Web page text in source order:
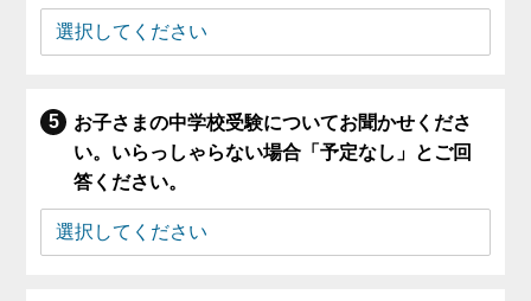
お子さまの中学校受験についてお聞かせくださ
い。いらっしゃらない場合「予定なし」とご回
答ください。